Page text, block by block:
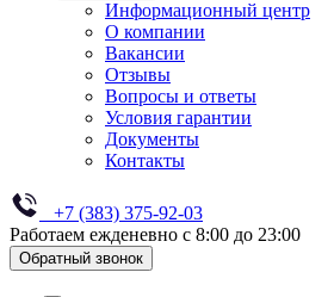
Информационный центр
О компании
Вакансии
Отзывы
Вопросы и ответы
Условия гарантии
Документы
Контакты
+7 (383) 375-92-03
Работаем ежденевно с 8:00 до 23:00
Обратный звонок